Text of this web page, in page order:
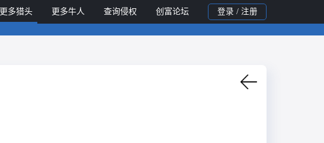
更多猎头 更多牛人 查询侵权 创富论坛 登录 / 注册